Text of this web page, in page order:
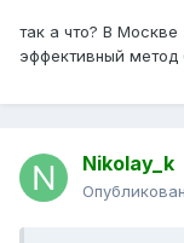
так а что? В
эффективный метод
Nikolay_k